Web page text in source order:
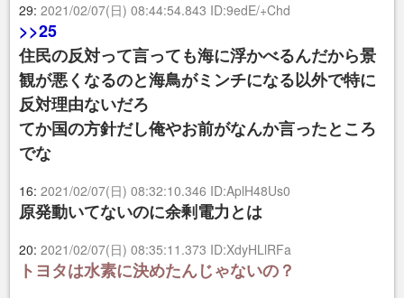
29: 2021/02/07(日) 08:44:54.843 ID:9edE/+Chd
>>25
住民の反対って言っても海に浮かべるんだから景
観が悪くなるのと海鳥がミンチになる以外で特に
反対理由ないだろ
てか国の方針だし俺やお前がなんか言ったところ
でな
16: 2021/02/07(日) 08:32:10.346 ID:AplH48Us0
原発動いてないのに余剰電力とは
20: 2021/02/07(日) 08:35:11.373 ID:XdyHLlRFa
トヨタは水素に決めたんじゃないの？